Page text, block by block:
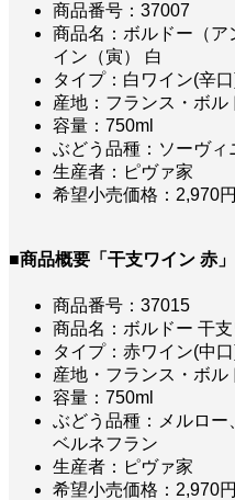
商品番号：37007
商品名：ボルドー（ア
イン（寅） 白
タイプ：白ワイン(辛
産地：フランス・ボル
容量：750ml
ぶどう品種：ソーヴィ
生産者：ピヴァ家
希望小売価格：2,970
■商品概要「干支ワイン 赤」
商品番号：37015
商品名：ボルドー 干
タイプ：赤ワイン(中
産地・フランス・ボル
容量：750ml
ぶどう品種：メルロー
ベルネフラン
生産者：ピヴァ家
希望小売価格：2,970